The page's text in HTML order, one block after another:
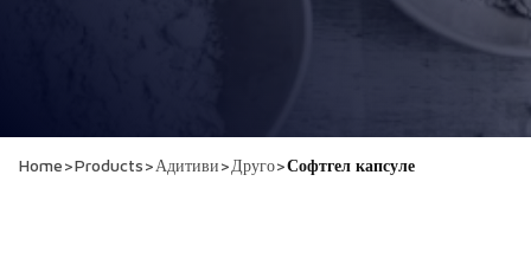
Home>Products>Адитиви>Друго>Софтгел капсуле